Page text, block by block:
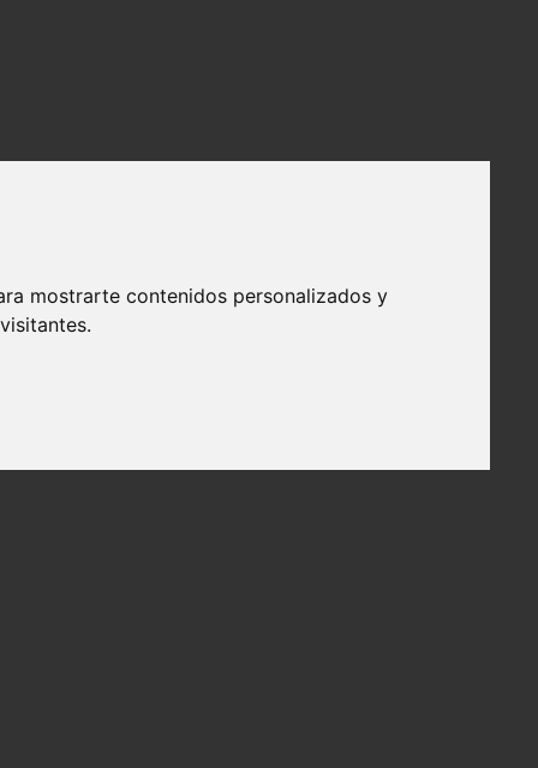
mostrarte contenidos personalizados y